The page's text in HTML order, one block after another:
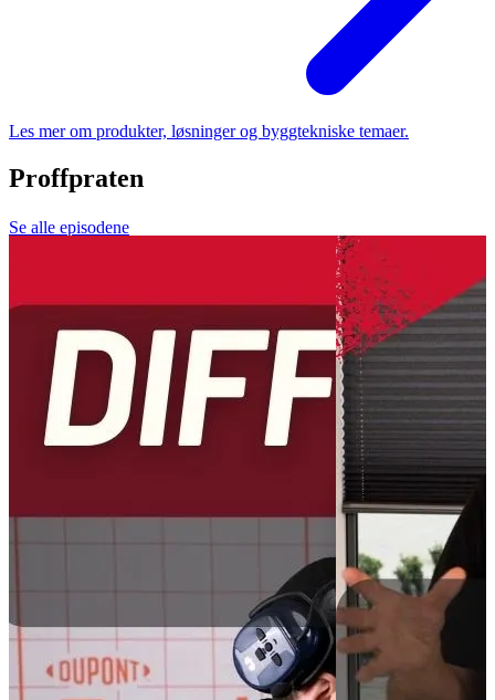
Les mer om produkter, løsninger og byggtekniske temaer.
Proffpraten
Se alle episodene